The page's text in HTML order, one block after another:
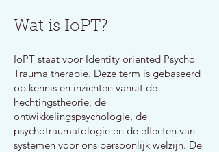
Wat is IoPT?
IoPT staat voor Identity oriented Psycho
Trauma therapie. Deze term is gebaseerd
op kennis en inzichten vanuit de
hechtingstheorie, de
ontwikkelingspsychologie, de
psychotraumatologie en de effecten van
systemen voor ons persoonlijk welzijn. De